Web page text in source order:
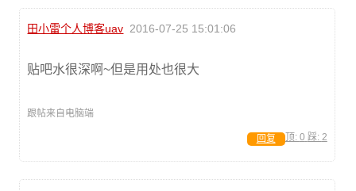
田小雷个人博客uav 2016-07-25 15:01:06
贴吧水很深啊~但是用处也很大
跟帖来自电脑端
顶: 0 踩: 2
回复